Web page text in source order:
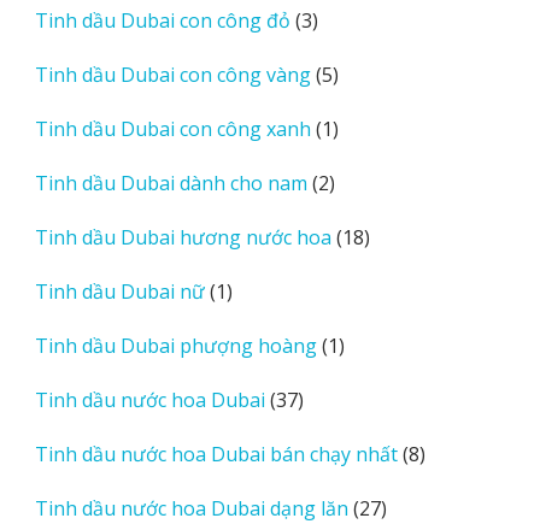
phẩm
Tinh dầu Dubai con công đỏ 33
phẩm
Tinh dầu Dubai con công vàng 55
phẩm
Tinh dầu Dubai con công xanh 11
phẩm
Tinh dầu Dubai dành cho nam 22
phẩm
Tinh dầu Dubai hương nước hoa 1818
Tinh dầu Dubai nữ 11
phẩm
Tinh dầu Dubai phượng hoàng 11
Tinh dầu nước hoa Dubai 3737
phẩm
Tinh dầu nước hoa Dubai bán chạy nhất 88
Tinh dầu nước hoa Dubai dạng lăn 2727